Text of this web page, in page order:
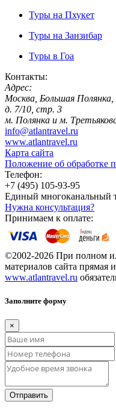
Туры на Пхукет
Туры на Занзибар
Туры в Гоа
Контакты:
Адрес:
Москва, Большая Полянка,
д. 7/10, стр. 3
м. Полянка и м.
info@atlantravel.ru
www.atlantravel.ru
Карта сайта
Положение об обработке
Телефон:
+7 (495) 105-93-95
Единый многоканальный
Нужна консультация?
Принимаем к оплате:
©2002-2026 При полном
материалов сайта прямая
www.atlantravel.ru
Заполните форму
×
Отправить